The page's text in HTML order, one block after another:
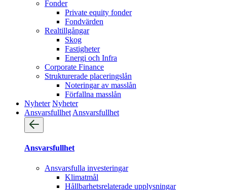
Fonder
Private equity fonder
Fondvärden
Realtillgångar
Skog
Fastigheter
Energi och Infra
Corporate Finance
Strukturerade placeringslån
Noteringar av masslån
Förfallna masslån
Nyheter Nyheter
Ansvarsfullhet Ansvarsfullhet
Ansvarsfullhet
Ansvarsfulla investeringar
Klimatmål
Hållbarhetsrelaterade upplysningar